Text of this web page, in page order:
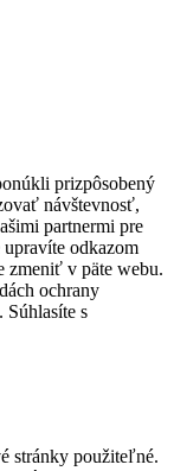
prizpôsobený
návštevnosť,
partnermi pre
upravíte odkazom
zmeniť v päte webu.
ochrany
Súhlasíte s
stránky použiteľné.